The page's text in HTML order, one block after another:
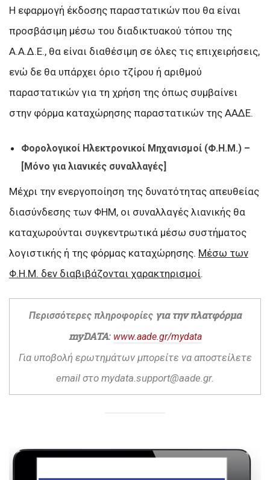
Η εφαρμογή έκδοσης παραστατικών που θα είναι
προσβάσιμη μέσω του διαδικτυακού τόπου της
Α.Α.Δ.Ε., θα είναι διαθέσιμη σε όλες τις επιχειρήσεις,
ενώ δε θα υπάρχει όριο τζίρου ή αριθμού
παραστατικών για τη χρήση της όπως συμβαίνει
στην φόρμα καταχώρησης παραστατικών της ΑΑΔΕ.
Φορολογικοί Ηλεκτρονικοί Μηχανισμοί (Φ.Η.Μ.) –
[Μόνο για λιανικές συναλλαγές]
Μέχρι την ενεργοποίηση της δυνατότητας απευθείας
διασύνδεσης των ΦΗΜ, οι συναλλαγές λιανικής θα
καταχωρούνται συγκεντρωτικά μέσω συστήματος
λογιστικής ή της φόρμας καταχώρησης. Μέσω των
Φ.Η.Μ. δεν διαβιβάζονται χαρακτηρισμοί.
Περισσότερες πληροφορίες για την πλατφόρμα
myDATA: www.aade.gr/mydata
Για υποβολή ερωτημάτων μπορείτε να αποστείλετε
email στο mydata.support@aade.gr.